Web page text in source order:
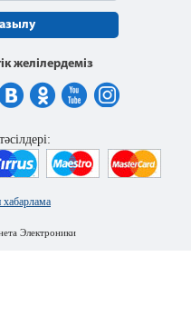
желілердеміз
хабарлама
Электроники